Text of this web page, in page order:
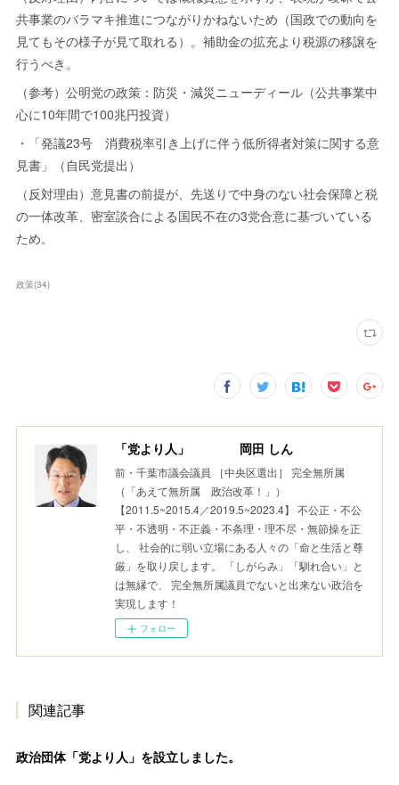
共事業のバラマキ推進につながりかねないため（国政での動向を
見てもその様子が見て取れる）。補助金の拡充より税源の移譲を
行うべき。
（参考）公明党の政策：防災・減災ニューディール（公共事業中
心に10年間で100兆円投資）
・「発議23号 消費税率引き上げに伴う低所得者対策に関する意
見書」（自民党提出）
（反対理由）意見書の前提が、先送りで中身のない社会保障と税
の一体改革、密室談合による国民不在の3党合意に基づいている
ため。
政策(34)
「党より人」 岡田 しん
前・千葉市議会議員 ［中央区選出］ 完全無所属
（「あえて無所属 政治改革！」）
【2011.5~2015.4／2019.5~2023.4】 不公正・不公
平・不透明・不正義・不条理・理不尽・無節操を正
し、 社会的に弱い立場にある人々の「命と生活と尊
厳」を取り戻します。 「しがらみ」「馴れ合い」と
は無縁で、 完全無所属議員でないと出来ない政治を
実現します！
フォロー
関連記事
政治団体「党より人」を設立しました。